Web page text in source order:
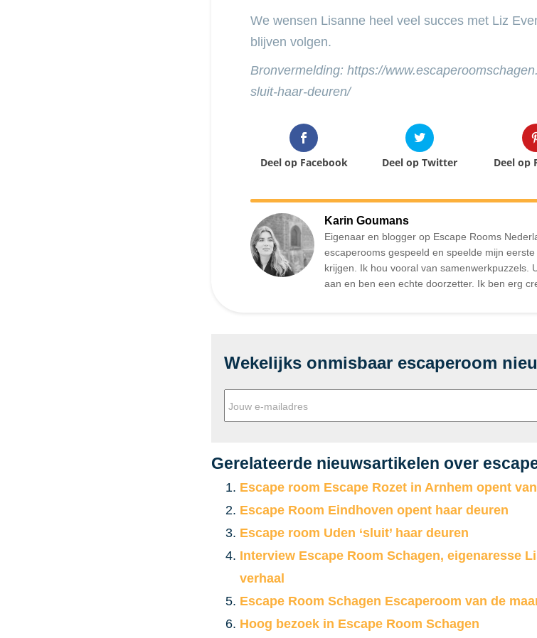
We wensen Lisanne heel veel succes met Liz
blijven volgen.
Bronvermelding: https://
sluit-haar-deuren/
Deel op Facebook Deel op Twitter Deel op
Karin Goumans
Eigenaar en blogger op Escape Rooms
escaperooms gespeeld en speelde mijn
krijgen. Ik hou vooral van samenwerkpuzzels.
aan en ben een echte doorzetter. Ik ben erg
Wekelijks onmisbaar escaperoom
Gerelateerde nieuwsartikelen over
Escape room Escape Rozet in Arnhem opent
Escape Room Eindhoven opent haar deuren
Escape room Uden ‘sluit’ haar deuren
Interview Escape Room Schagen, eigenaresse
verhaal
Escape Room Schagen Escaperoom van de
Hoog bezoek in Escape Room Schagen